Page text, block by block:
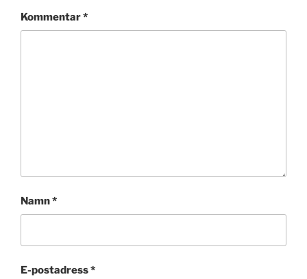
Kommentar*
Namn*
E-postadress*